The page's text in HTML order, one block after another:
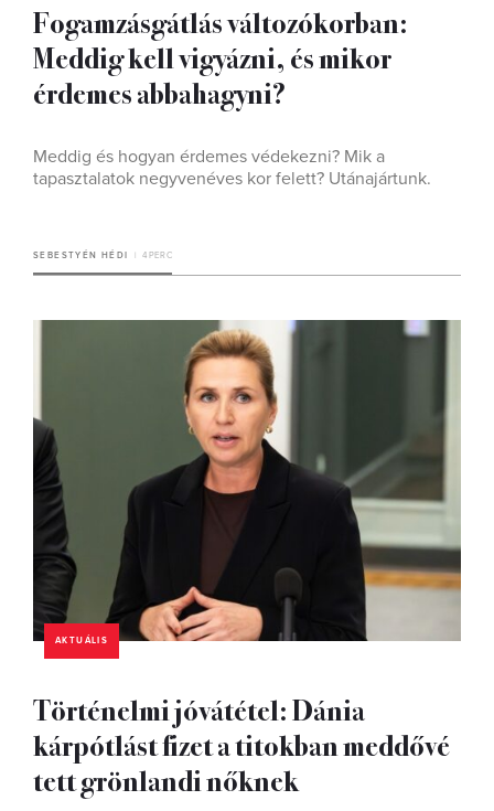
Fogamzásgátlás változókorban:
Meddig kell vigyázni, és mikor
érdemes abbahagyni?
Meddig és hogyan érdemes védekezni? Mik a
tapasztalatok negyvenéves kor felett? Utánajártunk.
SEBESTYÉN HÉDI 4 PERC
AKTUÁLIS
Történelmi jóvátétel: Dánia
kárpótlást fizet a titokban meddővé
tett grönlandi nőknek